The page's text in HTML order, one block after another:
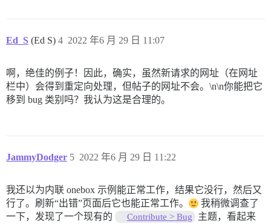
Ed_S (Ed S) 2022 年6 月 29 日 11:07
4
啊，绝佳的例子！因此，确实，虽然新请求的网址（在网址
栏中）会得到重定向处理，但帖子的网址不会。\n\n你能把它
移到 bug 类别吗？我认为这是合理的。
JammyDodger 2022 年6 月 29 日 11:22
5
我还以为内联 onebox 示例能正常工作，结果它没行，然后又
行了。刷新“出错”页面后它也能正常工作。
我稍微调查了
一下，发现了一个现有的
Contribute > Bug
主题，看起来